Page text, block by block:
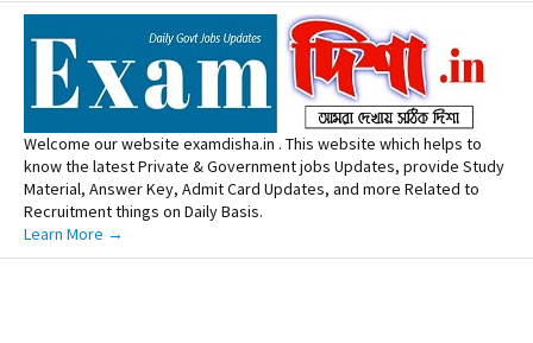
Welcome our website examdisha.in . This website which helps to
know the latest Private & Government jobs Updates, provide Study
Material, Answer Key, Admit Card Updates, and more Related to
Recruitment things on Daily Basis.
Learn More →